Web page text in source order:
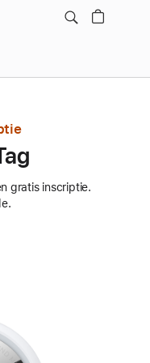
gratis inscriptie.